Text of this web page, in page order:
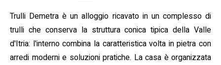
Trulli Demetra è un alloggio ricavato in un complesso di
trulli che conserva la struttura conica tipica della Valle
d'Itria: l'interno combina la caratteristica volta in pietra con
arredi moderni e soluzioni pratiche. La casa è organizzata